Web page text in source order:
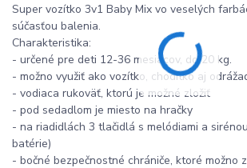
Super vozítko 3v1 Baby Mix vo veselých
súčasťou balenia.
Charakteristika:
- určené pre deti 12-36 mesiacov, do 20 kg.
- možno využiť ako vozítko, chodítko aj
- vodiaca rukoväť, ktorú je možné zložiť
- pod sedadlom je miesto na hračky
- na riadidlách 3 tlačidlá s melódiami a
batérie)
- bočné bezpečnostné chrániče, ktoré možno